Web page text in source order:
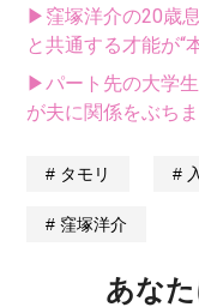
▶窪塚洋介の20歳
と共通する才能が“
▶パート先の大学
が夫に関係をぶち
タモリ
窪塚洋介
あな